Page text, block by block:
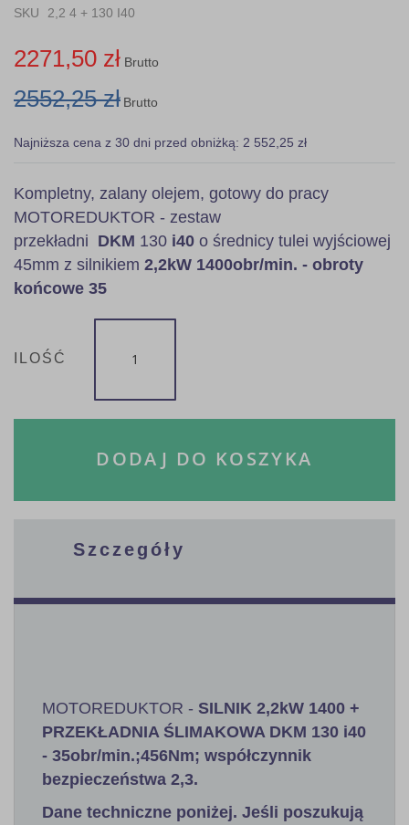
SKU
2,2 4 + 130 I40
2271,50 zł Brutto
2552,25 zł Brutto
Najniższa cena z 30 dni przed obniżką: 2 552,25 zł
Kompletny, zalany olejem, gotowy do pracy
MOTOREDUKTOR - zestaw
przekładni DKM 130 i40 o średnicy tulei wyjściowej
45mm z silnikiem 2,2kW 1400obr/min. - obroty
końcowe 35
ILOŚĆ
DODAJ DO KOSZYKA
Szczegóły
MOTOREDUKTOR - SILNIK 2,2kW 1400 +
PRZEKŁADNIA ŚLIMAKOWA DKM 130 i40
- 35obr/min.;456Nm; współczynnik
bezpieczeństwa 2,3.
Dane techniczne poniżej. Jeśli poszukują